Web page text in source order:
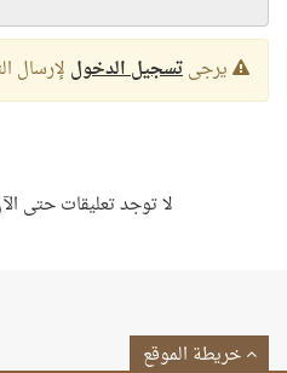
يرجىتسجيل الدخول لإرسال
لا توجد تعليقات حتى
خريطة الموقع